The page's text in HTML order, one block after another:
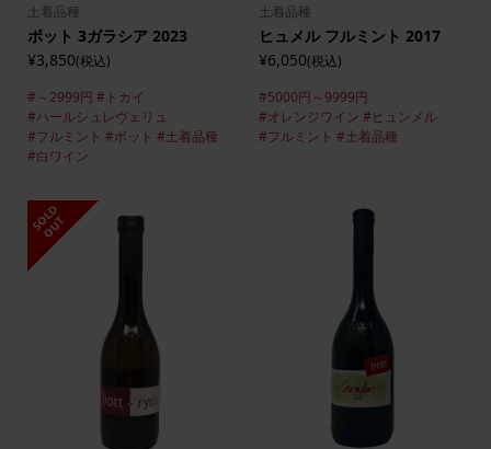
土着品種
ボット 3ガラシア 2023
¥3,850(税込)
#～2999円 #トカイ
#ハールシュレヴェリュ
#フルミント #ボット #土着品種
#白ワイン
土着品種
ヒュメル フルミント 2017
¥6,050(税込)
#5000円～9999円
#オレンジワイン #ヒュンメル
#フルミント #土着品種
S
O
L
D
O
U
T